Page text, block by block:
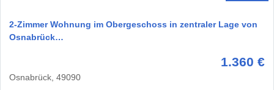
2-Zimmer Wohnung im Obergeschoss in zentraler Lage von
Osnabrück…
1.360 €
Osnabrück, 49090